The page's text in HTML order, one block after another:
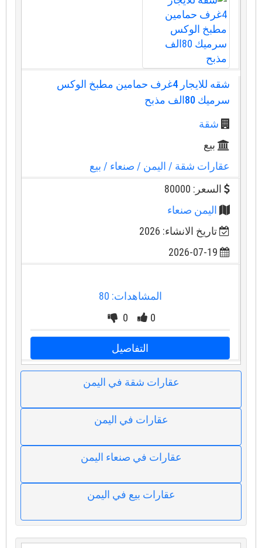
شقه للايجار 4غرف حمامين مطبخ الوكس
سرميك 80الف مذبح
شقة
بيع
عقارات شقة / اليمن/ صنعاء/ بيع
السعر: 80000
اليمن صنعاء
تاريخ الانشاء: 2026
2026-07-19
المشاهدات: 80
0
0
التفاصيل
عقارات شقة في اليمن
عقارات في اليمن
عقارات في صنعاء اليمن
عقارات بيع في اليمن